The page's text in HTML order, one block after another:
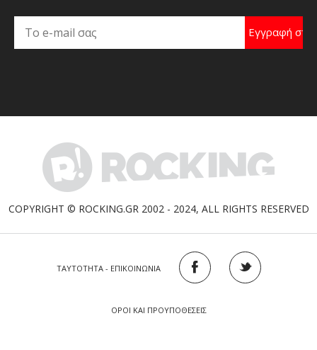
COPYRIGHT © ROCKING.GR 2002 - 2024, ALL RIGHTS RESERVED
ΤΑΥΤΟΤΗΤΑ - ΕΠΙΚΟΙΝΩΝΙΑ
ΟΡΟΙ ΚΑΙ ΠΡΟΥΠΟΘΕΣΕΙΣ